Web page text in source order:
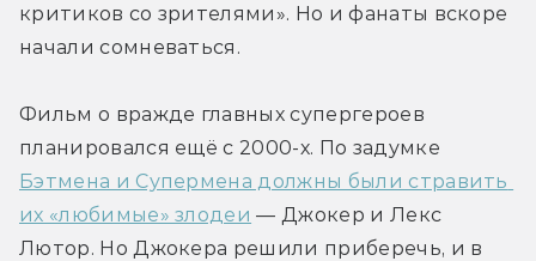
критиков со зрителями». Но и фанаты вскоре
начали сомневаться.
Фильм о вражде главных супергероев
Бэтмена и Супермена должны были стравить
их «любимые» злодеи — Джокер и Лекс
Лютор. Но Джокера решили приберечь, и в